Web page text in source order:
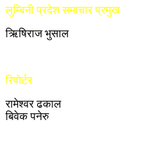
लुम्बिनी प्रदेश समाचार प्रमुख
ऋिषिराज भुसाल
रिपोर्टर
रामेश्वर ढकाल
बिवेक पनेरु